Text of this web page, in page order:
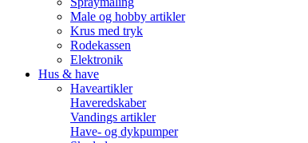
Male og hobby artikler
Krus med tryk
Rodekassen
Elektronik
Hus & have
Haveartikler
Haveredskaber
Vandings artikler
Have- og dykpumper